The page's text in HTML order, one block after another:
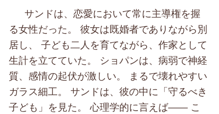
サンドは、恋愛において常に主導権を握
る女性だった。 彼女は既婚者でありながら別
居し、 子ども二人を育てながら、作家として
生計を立てていた。 ショパンは、病弱で神経
質、感情の起伏が激しい。 まるで壊れやすい
ガラス細工。 サンドは、彼の中に「守るべき
子ども」を見た。 心理学的に言えば―― こ